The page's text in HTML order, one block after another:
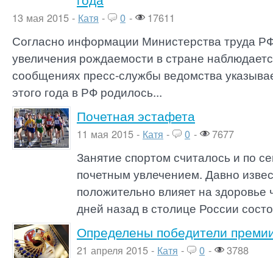
13 мая 2015 - Катя - 0 - 17611
Согласно информации Министерства труда
увеличения рождаемости в стране
сообщениях пресс-службы ведомства
этого года в РФ родилось...
Почетная эстафета
11 мая 2015 - Катя - 0 - 7677
Занятие спортом считалось и по
почетным увлечением. Давно
положительно влияет на здоровье
дней назад в столице России
Определены победители
21 апреля 2015 - Катя - 0 - 3788